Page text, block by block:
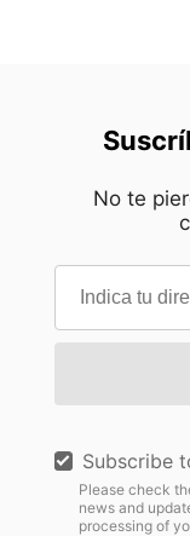
No te
Subscribe
Please check
news and
processing of